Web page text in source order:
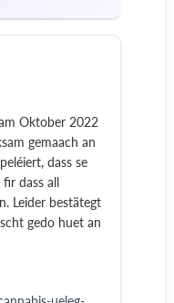
Oktober 2022
gemaach an
dass se
fir dass all
Leider bestätegt
gedo huet an